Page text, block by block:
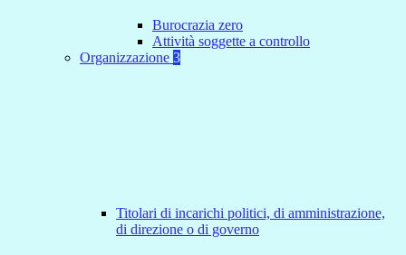
Burocrazia zero
Attività soggette a controllo
Organizzazione 3
Titolari di incarichi politici, di amministrazione,
di direzione o di governo